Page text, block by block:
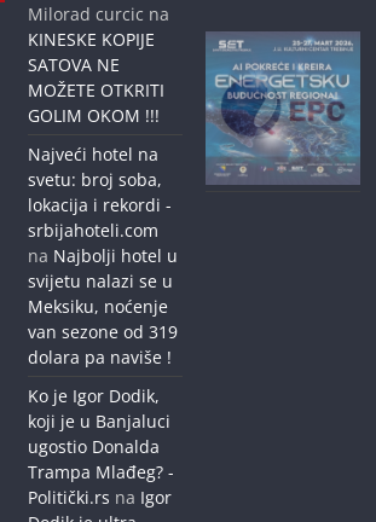
Milorad curcic na
KINESKE KOPIJE
SATOVA NE
MOŽETE OTKRITI
GOLIM OKOM !!!
Najveći hotel na
svetu: broj soba,
lokacija i rekordi -
srbijahoteli.com
na Najbolji hotel u
svijetu nalazi se u
Meksiku, noćenje
van sezone od 319
dolara pa naviše !
Ko je Igor Dodik,
koji je u Banjaluci
ugostio Donalda
Trampa Mlađeg? -
Politički.rs na Igor